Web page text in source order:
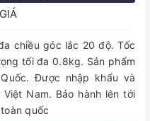
chiều góc lắc 20 độ. Tốc
tối đa 0.8kg. Sản phẩm
Được nhập khẩu và
Nam. Bảo hành lên tới
quốc